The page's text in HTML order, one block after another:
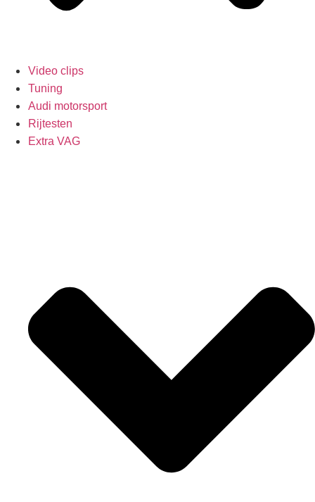
Video clips
Tuning
Audi motorsport
Rijtesten
Extra VAG